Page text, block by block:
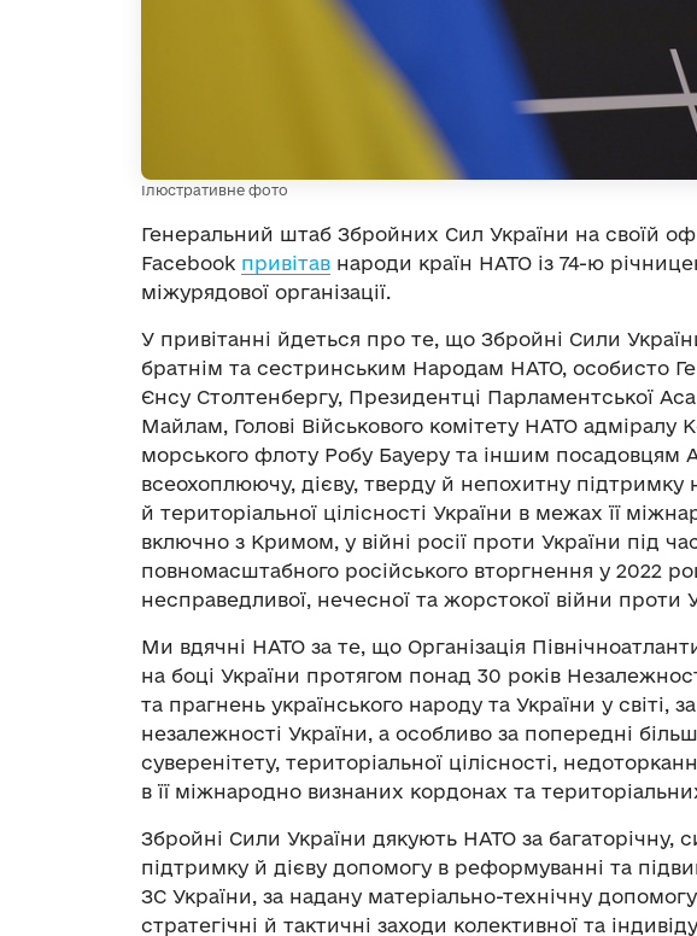
Ілюстративне фото
Генеральний штаб Збройних Сил України на своїй
Facebook привітав народи країн НАТО із 74-ю
міжурядової організації.
У привітанні йдеться про те, що Збройні Сили
братнім та сестринським Народам НАТО, особисто
Єнсу Столтенбергу, Президентці Парламентської
Майлам, Голові Військового комітету НАТО адміралу
морського флоту Робу Бауеру та іншим посадовцям
всеохоплюючу, дієву, тверду й непохитну підтримку
й територіальної цілісності України в межах її
включно з Кримом, у війні росії проти України під
повномасштабного російського вторгнення у 2022
несправедливої, нечесної та жорстокої війни проти
Ми вдячні НАТО за те, що Організація
на боці України протягом понад 30 років
та прагнень українського народу та України у світі,
незалежності України, а особливо за попередні
суверенітету, територіальної цілісності,
в її міжнародно визнаних кордонах та
Збройні Сили України дякують НАТО за багаторічну,
підтримку й дієву допомогу в реформуванні та
ЗС України, за надану матеріально-технічну
стратегічні й тактичні заходи колективної та